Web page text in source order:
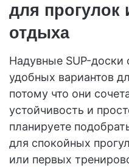
для прогулок
отдыха
Надувные SUP-
удобных вариантов
потому что они
устойчивость и
планируете
для спокойных
или первых